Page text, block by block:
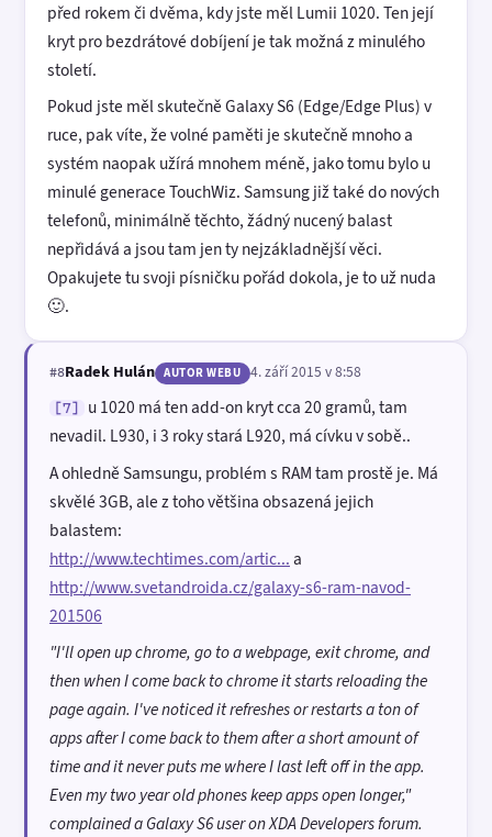
před rokem či dvěma, kdy jste měl Lumii 1020. Ten její
kryt pro bezdrátové dobíjení je tak možná z minulého
století.
Pokud jste měl skutečně Galaxy S6 (Edge/Edge Plus) v
ruce, pak víte, že volné paměti je skutečně mnoho a
systém naopak užírá mnohem méně, jako tomu bylo u
minulé generace TouchWiz. Samsung již také do nových
telefonů, minimálně těchto, žádný nucený balast
nepřidává a jsou tam jen ty nejzákladnější věci.
Opakujete tu svoji písničku pořád dokola, je to už nuda
🙂.
#8Radek Hulán AUTOR WEBU 4. září 2015 v 8:58
[7]
u 1020 má ten add-on kryt cca 20 gramů, tam
nevadil. L930, i 3 roky stará L920, má cívku v sobě..
A ohledně Samsungu, problém s RAM tam prostě je. Má
skvělé 3GB, ale z toho většina obsazená jejich
balastem:
http://www.techtimes.com/artic...a
http://www.svetandroida.cz/galaxy-s6-ram-navod-
201506
"I'll open up chrome, go to a webpage, exit chrome, and
then when I come back to chrome it starts reloading the
page again. I've noticed it refreshes or restarts a ton of
apps after I come back to them after a short amount of
time and it never puts me where I last left off in the app.
Even my two year old phones keep apps open longer,"
complained a Galaxy S6 user on XDA Developers forum.